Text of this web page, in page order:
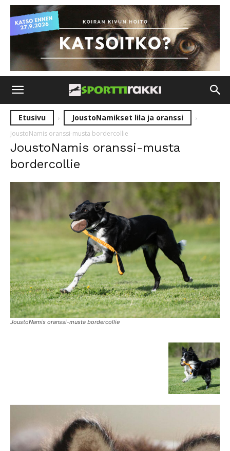
Etusivu JoustoNamikset lila ja oranssi
JoustoNamis oranssi-musta bordercollie
JoustoNamis oranssi-musta
bordercollie
JoustoNamis oranssi-musta bordercollie